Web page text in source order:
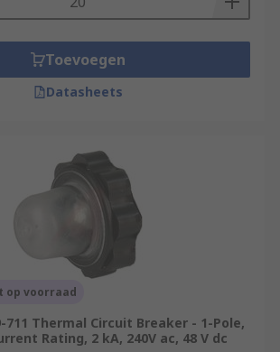
Toevoegen
Datasheets
op voorraad
711 Thermal Circuit Breaker - 1-Pole,
Rating, 2 kA, 240V ac, 48 V dc